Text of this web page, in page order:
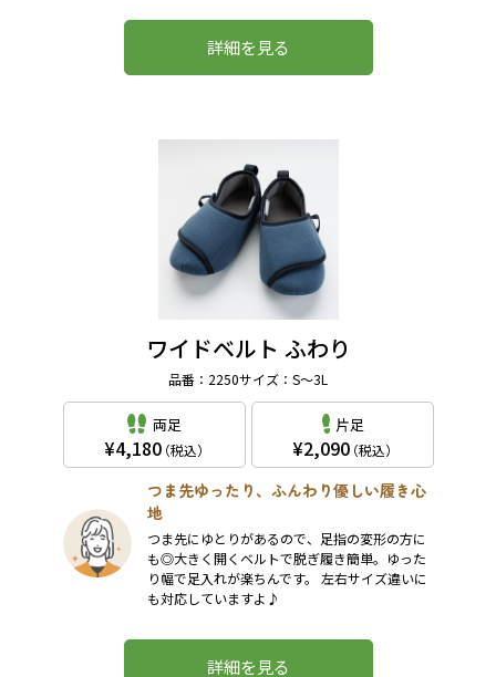
詳細を見る
ワイドベルト ふわり
品番：2250サイズ：S～3L
両足
4,180 （税込）
片足
2,090 （税込）
つま先ゆったり、ふんわり優しい履き心
地
つま先にゆとりがあるので、足指の変形の方に
も◎大きく開くベルトで脱ぎ履き簡単。ゆった
り幅で足入れが楽ちんです。 左右サイズ違いに
も対応していますよ♪
詳細を見る